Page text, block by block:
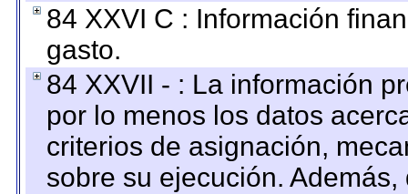
84 XXVI C : Información
gasto.
84 XXVII - : La información
por lo menos los datos
criterios de asignación,
sobre su ejecución.